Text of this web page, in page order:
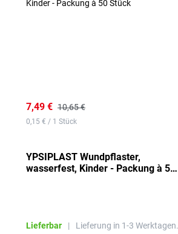
7,49 € 10,65 €
0,15 € / 1 Stück
YPSIPLAST Wundpflaster,
wasserfest, Kinder - Packung à 50
Lieferbar | Lieferung in 1-3 Werktagen.